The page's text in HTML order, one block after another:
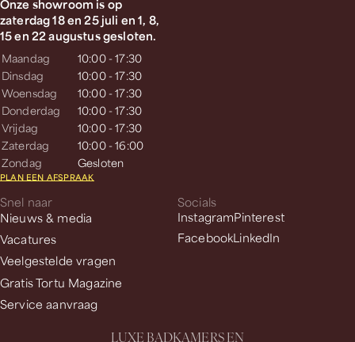
Onze showroom is op
zaterdag 18 en 25 juli en 1, 8,
15 en 22 augustus gesloten.
Maandag
10:00 - 17:30
Dinsdag
10:00 - 17:30
Woensdag
10:00 - 17:30
Donderdag
10:00 - 17:30
Vrijdag
10:00 - 17:30
Zaterdag
10:00 - 16:00
Zondag
Gesloten
PLAN EEN AFSPRAAK
Snel naar
Nieuws & media
Vacatures
Veelgestelde vragen
Gratis Tortu Magazine
Service aanvraag
Socials
InstagramPinterest
FacebookLinkedIn
LUXEBADKAMERSEN